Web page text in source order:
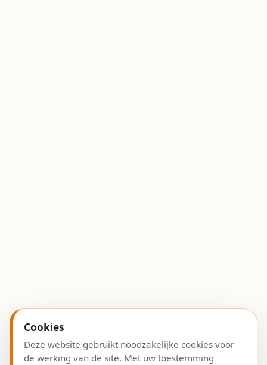
Cookies
Deze website gebruikt noodzakelijke cookies voor
de werking van de site. Met uw toestemming